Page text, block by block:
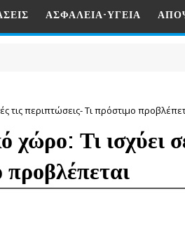
ΑΣΦΑΛΕΙΑ-ΥΓΕΙΑ
τις περιπτώσεις- Τι πρόστιμο
χώρο: Τι ισχύει
προβλέπεται